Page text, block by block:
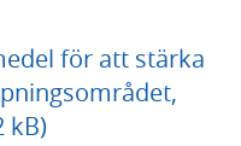
för att stärka
kB)